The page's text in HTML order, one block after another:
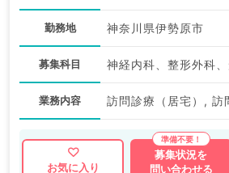
勤務地 神奈川県伊勢原市
募集科目
業務内容
お気に入り
募集状況を
問い合わせる